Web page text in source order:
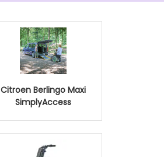
Citroen Berlingo Maxi
SimplyAccess